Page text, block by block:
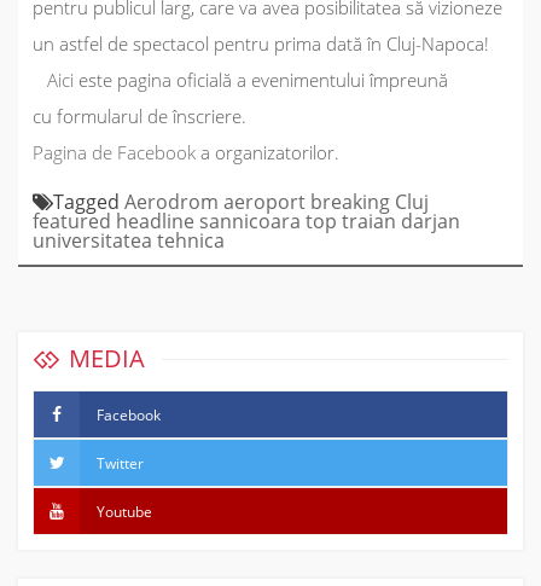
pentru publicul larg, care va avea posibilitatea să vizioneze
un astfel de spectacol pentru prima dată în Cluj-Napoca!
Aici este pagina oficială a evenimentului împreună
cu formularul de înscriere.
Pagina de Facebook a organizatorilor.
Tagged Aerodrom aeroport breaking Cluj
featured headline sannicoara top traian darjan
universitatea tehnica
MEDIA
Facebook
Twitter
Youtube